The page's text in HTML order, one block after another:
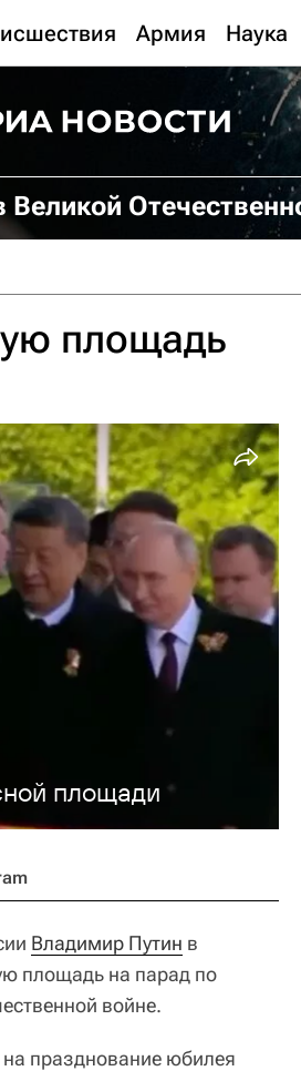
Армия Наука
площадь
площади
Владимир Путин в
площадь на парад по
войне.
на празднование юбилея